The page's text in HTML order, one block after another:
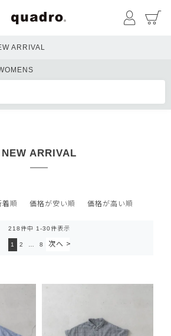
マイペ
ARRIVAL
NEW ARRIVAL
着順 価格が安い順 価格が高い順
218件中 1 -30件表示
1 2 8